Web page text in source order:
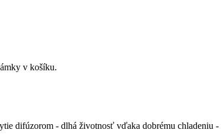
v košíku.
difúzorom - dlhá životnosť vďaka dobrému chladeniu